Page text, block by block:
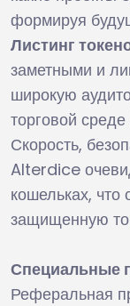
формируя
Листинг
заметными и
широкую
торговой
Скорость,
Alterdice
кошельках, что
защищенную
Специальные
Реферальная